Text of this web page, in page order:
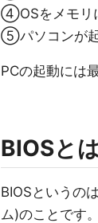
④OSをメモリ
⑤パソコンが起
PCの起動には
BIOSとは
BIOSというの
ム)のことです。